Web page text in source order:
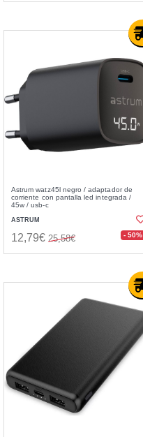
Astrum watz45l negro / adaptador de
corriente con pantalla led integrada /
45w / usb-c
ASTRUM
12,79€ 25,58€ - 50%